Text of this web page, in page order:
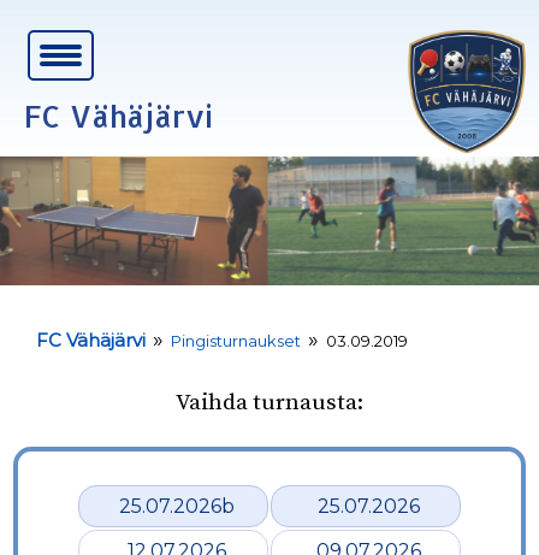
FC Vähäjärvi
FC Vähäjärvi » Pingisturnaukset » 03.09.2019
Vaihda turnausta:
25.07.2026b
25.07.2026